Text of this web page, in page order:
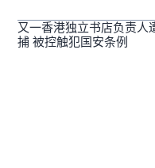
又一香港独立书店负责人
捕 被控触犯国安条例